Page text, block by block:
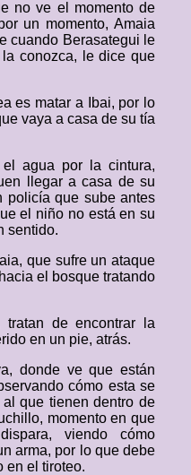
no ve el momento de
un momento, Amaia
cuando Berasategui le
conozca, le dice que
es matar a Ibai, por lo
vaya a casa de su tía
agua por la cintura,
llegar a casa de su
policía que sube antes
el niño no está en su
sentido.
que sufre un ataque
el bosque tratando
tratan de encontrar la
en un pie, atrás.
donde ve que están
cómo esta se
que tienen dentro de
momento en que
viendo cómo
arma, por lo que debe
en el tiroteo.